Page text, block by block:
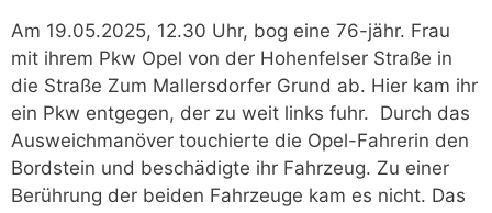
Am 19.05.2025, 12.30 Uhr, bog eine 76-jähr. Frau
mit ihrem Pkw Opel von der Hohenfelser Straße in
die Straße Zum Mallersdorfer Grund ab. Hier kam ihr
ein Pkw entgegen, der zu weit links fuhr. Durch das
Ausweichmanöver touchierte die Opel-Fahrerin den
Bordstein und beschädigte ihr Fahrzeug. Zu einer
Berührung der beiden Fahrzeuge kam es nicht. Das